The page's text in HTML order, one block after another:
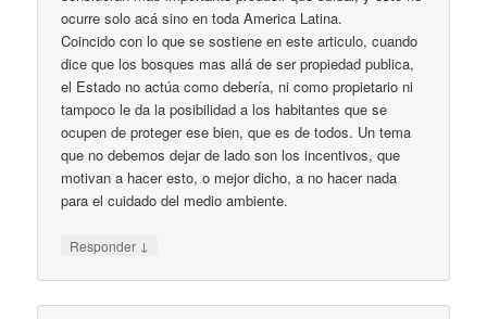
ocurre solo acá sino en toda America Latina.
Coincido con lo que se sostiene en este articulo, cuando
dice que los bosques mas allá de ser propiedad publica,
el Estado no actúa como debería, ni como propietario ni
tampoco le da la posibilidad a los habitantes que se
ocupen de proteger ese bien, que es de todos. Un tema
que no debemos dejar de lado son los incentivos, que
motivan a hacer esto, o mejor dicho, a no hacer nada
para el cuidado del medio ambiente.
Responder ↓